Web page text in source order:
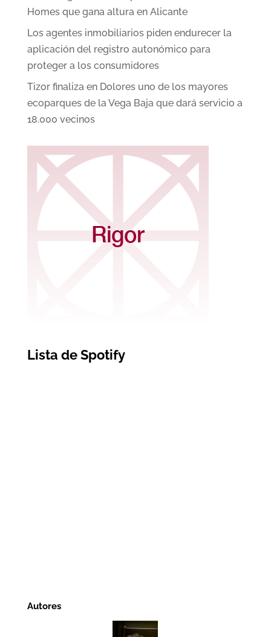
Homes que gana altura en Alicante
Los agentes inmobiliarios piden endurecer la
aplicación del registro autonómico para
proteger a los consumidores
Tizor finaliza en Dolores uno de los mayores
ecoparques de la Vega Baja que dará servicio a
18.000 vecinos
Lista de Spotify
Autores